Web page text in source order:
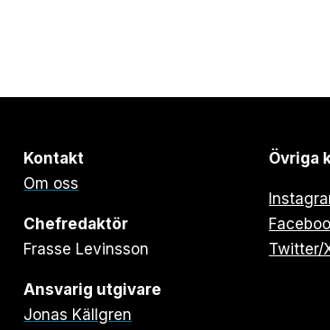
Kontakt
Om oss
Chefredaktör
Frasse Levinsson
Ansvarig utgivare
Jonas Källgren
Övriga
Twitter/